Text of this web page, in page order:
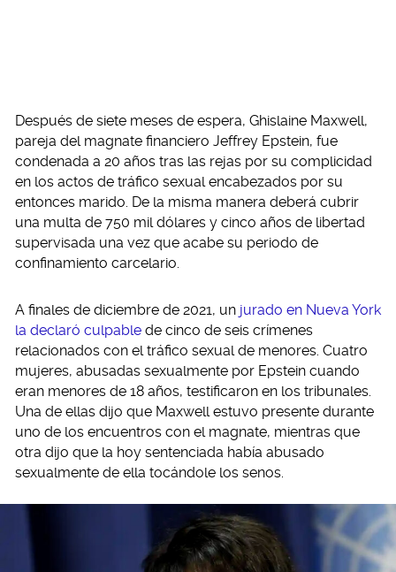
Después de siete meses de espera, Ghislaine Maxwell,
pareja del magnate financiero Jeffrey Epstein, fue
condenada a 20 años tras las rejas por su complicidad
en los actos de tráfico sexual encabezados por su
entonces marido. De la misma manera deberá cubrir
una multa de 750 mil dólares y cinco años de libertad
supervisada una vez que acabe su periodo de
confinamiento carcelario.
A finales de diciembre de 2021, un jurado en Nueva York
la declaró culpable de cinco de seis crímenes
relacionados con el tráfico sexual de menores. Cuatro
mujeres, abusadas sexualmente por Epstein cuando
eran menores de 18 años, testificaron en los tribunales.
Una de ellas dijo que Maxwell estuvo presente durante
uno de los encuentros con el magnate, mientras que
otra dijo que la hoy sentenciada había abusado
sexualmente de ella tocándole los senos.